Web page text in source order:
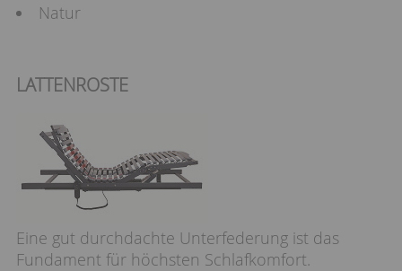
Natur
LATTENROSTE
Eine gut durchdachte Unterfederung ist das
Fundament für höchsten Schlafkomfort.